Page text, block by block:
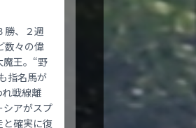
勝、２週
数々の偉
王。“野
指名馬が
戦線離
シアがスプ
確実に復